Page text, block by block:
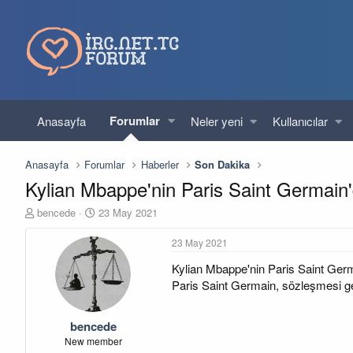
Anasayfa Forumlar Neler yeni Kullanıcılar
Anasayfa Forumlar Haberler Son Dakika
Kylian Mbappe'nin Paris Saint
K
bencede
B
ş
l
a
n
g
ı
ç
t
23 May 2021
bencede
New member
23 May 2021
Kylian Mbappe'nin Paris Saint
Paris Saint Germain, sözleşmesi